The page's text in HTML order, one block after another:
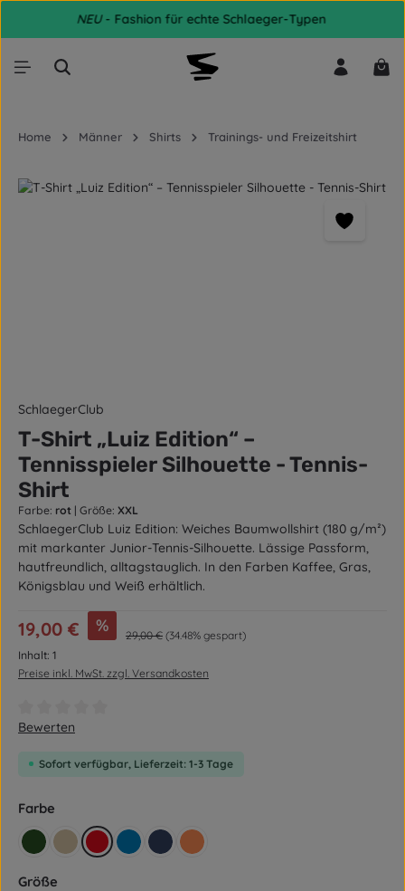
Zum Hauptinhalt springen
NEU- Fashion für echte Schlaeger-Typen
Home Männer Shirts Trainings- und Freizeitshirt
Bildergalerie überspringen
SchlaegerClub
T-Shirt „Luiz Edition“ –
Tennisspieler Silhouette - Tennis-
Shirt
Farbe: rot | Größe: XXL
SchlaegerClub Luiz Edition: Weiches Baumwollshirt (180 g/m²)
mit markanter Junior-Tennis-Silhouette. Lässige Passform,
hautfreundlich, alltagstauglich. In den Farben Kaffee, Gras,
Königsblau und Weiß erhältlich.
Verkaufspreis:
19,00 € % Regulärer Preis:
29,00 € (34.48% gespart)
Inhalt: 1
Preise inkl. MwSt. zzgl. Versandkosten
Durchschnittliche Bewertung von 0 von 5 Sternen
Bewerten
Sofort verfügbar, Lieferzeit: 1-3 Tage
Farbe
retro grün
beigerot blau dunkelblau / Navy
orange
Größe